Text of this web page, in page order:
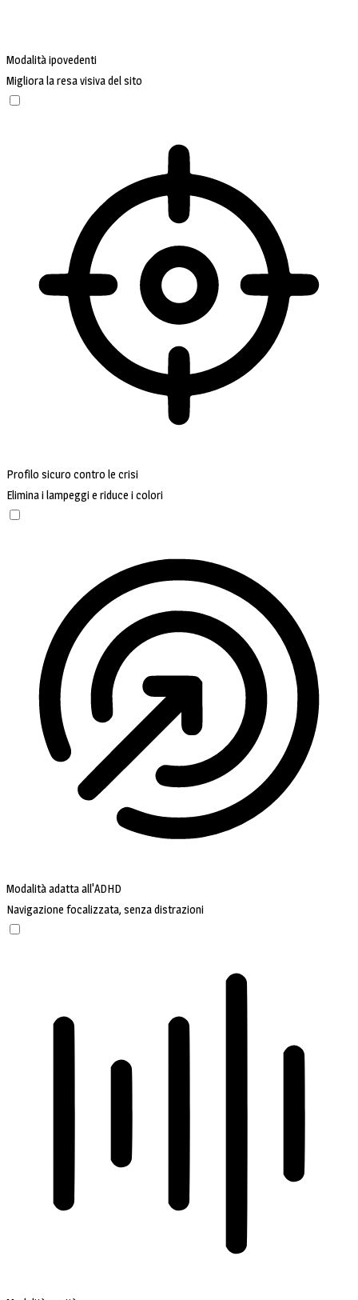
Modalità ipovedenti
Migliora la resa visiva del sito
Profilo sicuro contro le crisi
Elimina i lampeggi e riduce i colori
Modalità adatta all'ADHD
Navigazione focalizzata, senza distrazioni